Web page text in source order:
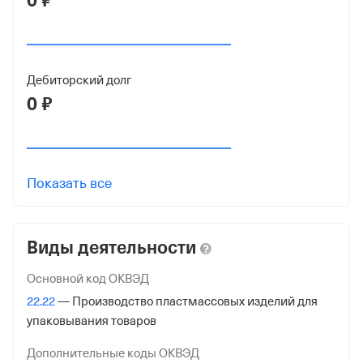
1196313050768
КПП
Налоговая
Межрайонная Инспекция Федеральной Налоговой
Адрес налоговой
443112, Самарская Обл, Управленческий П, Сергея
Дебиторский долг
0 ₽
Показать все
Виды деятельности
Основной код ОКВЭД
22.22— Производство пластмассовых изделий для
упаковывания товаров
Дополнительные коды ОКВЭД